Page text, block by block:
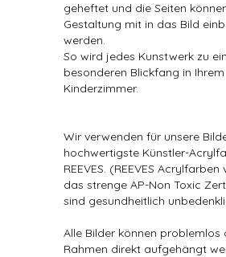
geheftet und die Seiten
Gestaltung mit in das Bild
werden.
So wird jedes Kunstwerk zu
besonderen Blickfang in Ihrem
Kinderzimmer.
Wir verwenden für unsere
hochwertigste Künstler-
REEVES. (REEVES
das strenge AP-Non Toxic
sind gesundheitlich
Alle Bilder können problemlos
Rahmen direkt aufgehängt